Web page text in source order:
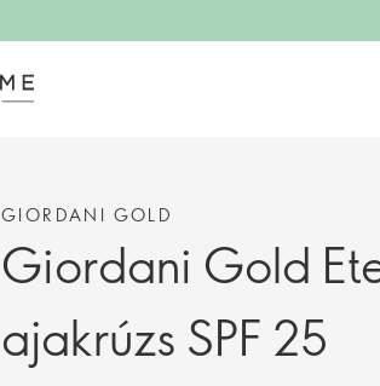
GIORDANI GOLD
Giordani Gold
ajakrúzs SPF 25